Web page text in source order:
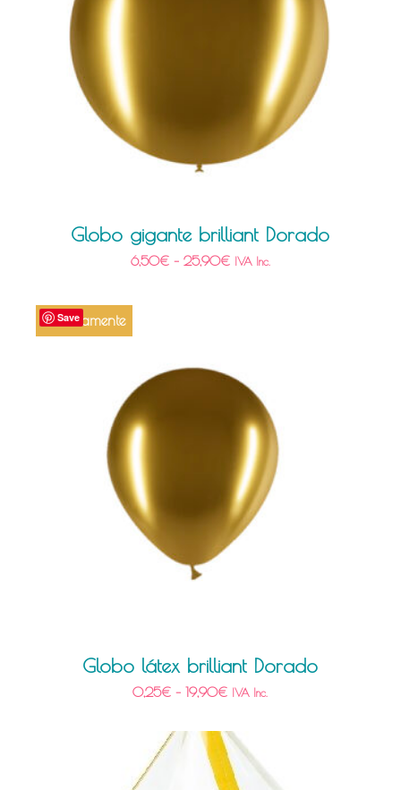
Globo gigante brilliant Dorado
6,50€– 25,90€ IVA Inc.
Próximamente
Globo látex brilliant Dorado
0,25€ –19,90€ IVA Inc.
Save